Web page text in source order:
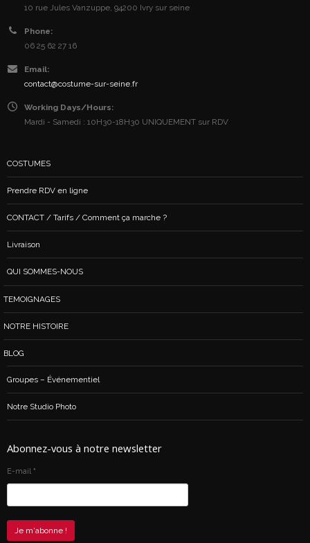
10 rue Jules Vanzuppe, 94200 Ivry sur seine
Phone:
06 25 62 27 16
Email:
contact@costume-sur-seine.fr
Working Days/Hours:
Mardi - Samedi : 10H30-18H30 UNIQUEMENT sur RDV
COSTUMES
Prendre RDV en ligne
CONTACT / Tarifs / Comment ça marche ?
Livraison
QUI SOMMES-NOUS
TEMOIGNAGES
NOTRE HISTOIRE
BLOG
Groupes – Événementiel
Notre Studio Photo
Abonnez-vous à notre newsletter
E-mail *